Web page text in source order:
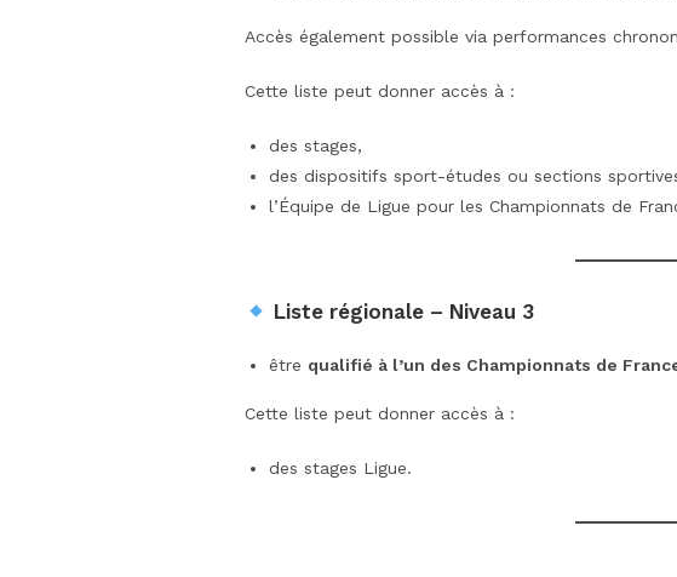
Accès également possible via performances
Cette liste peut donner accès à :
des stages,
des dispositifs sport-études ou sections
l’Équipe de Ligue pour les Championnats de
Liste régionale – Niveau 3
être qualifié à l’un des Championnats de
Cette liste peut donner accès à :
des stages Ligue.